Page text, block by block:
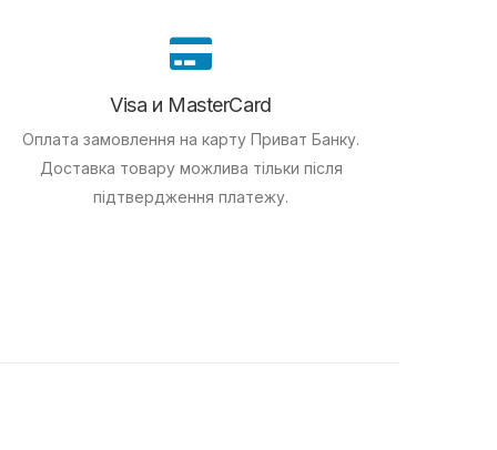
Visa и MasterCard
Оплата замовлення на карту Приват Банку.
Доставка товару можлива тільки після
підтвердження платежу.